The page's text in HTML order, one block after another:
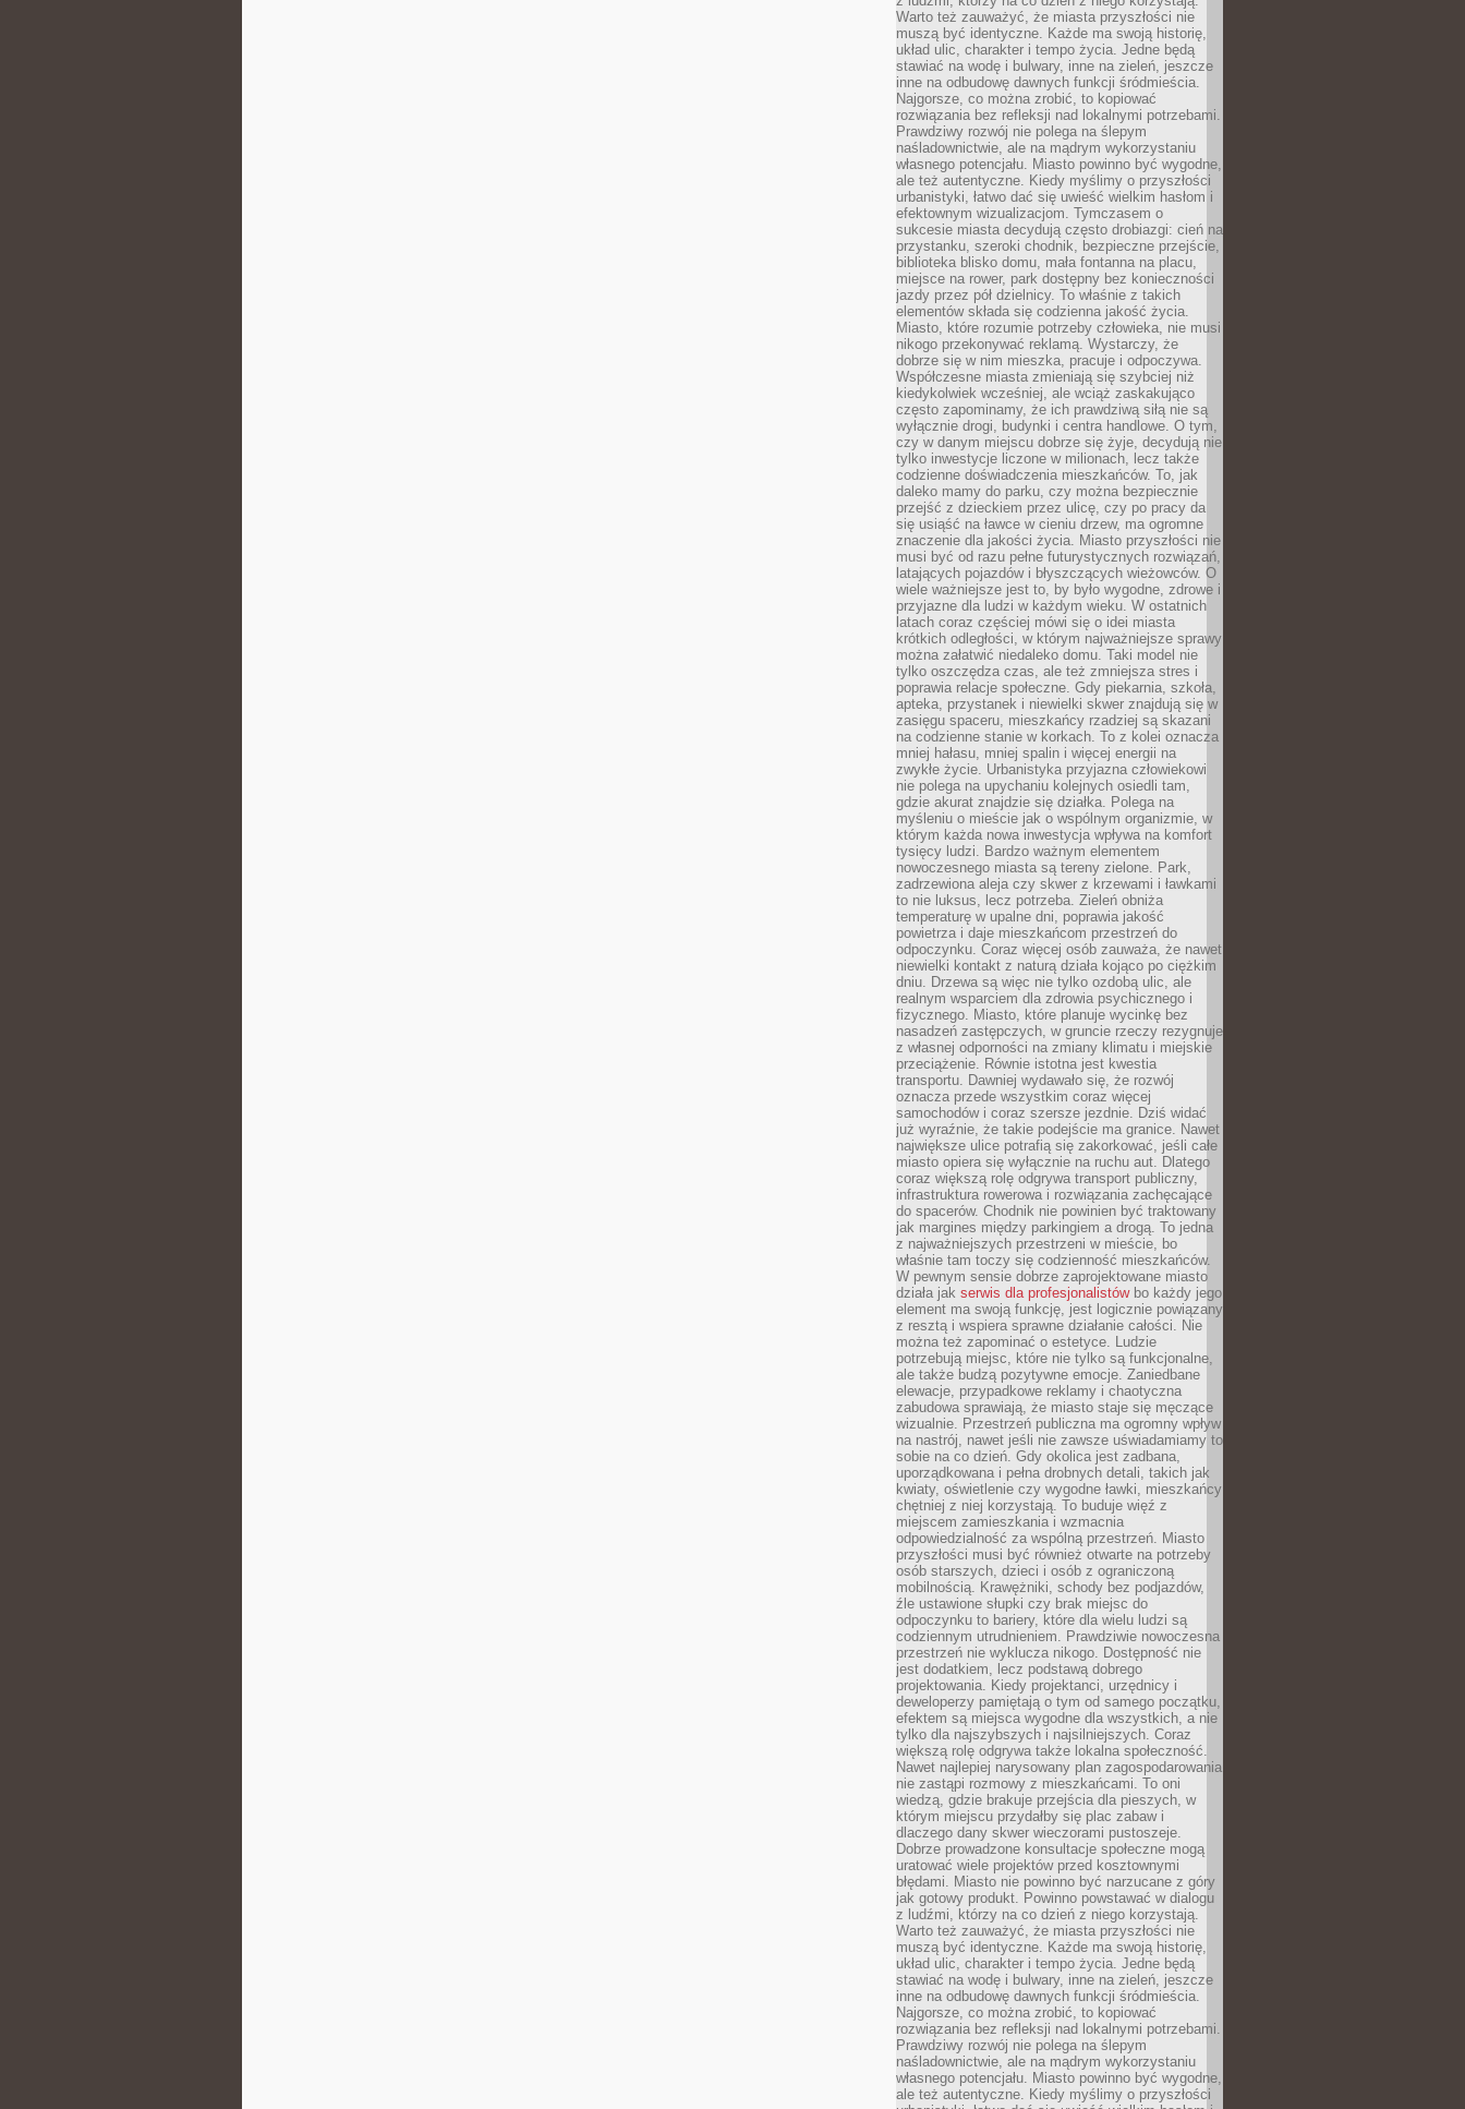
Warto też zauważyć, że miasta przyszłości nie
muszą być identyczne. Każde ma swoją historię,
układ ulic, charakter i tempo życia. Jedne będą
stawiać na wodę i bulwary, inne na zieleń, jeszcze
inne na odbudowę dawnych funkcji śródmieścia.
Najgorsze, co można zrobić, to kopiować
rozwiązania bez refleksji nad lokalnymi potrzebami.
Prawdziwy rozwój nie polega na ślepym
naśladownictwie, ale na mądrym wykorzystaniu
własnego potencjału. Miasto powinno być wygodne,
ale też autentyczne. Kiedy myślimy o przyszłości
urbanistyki, łatwo dać się uwieść wielkim hasłom i
efektownym wizualizacjom. Tymczasem o
sukcesie miasta decydują często drobiazgi: cień na
przystanku, szeroki chodnik, bezpieczne przejście,
biblioteka blisko domu, mała fontanna na placu,
miejsce na rower, park dostępny bez konieczności
jazdy przez pół dzielnicy. To właśnie z takich
elementów składa się codzienna jakość życia.
Miasto, które rozumie potrzeby człowieka, nie musi
nikogo przekonywać reklamą. Wystarczy, że
dobrze się w nim mieszka, pracuje i odpoczywa.
Współczesne miasta zmieniają się szybciej niż
kiedykolwiek wcześniej, ale wciąż zaskakująco
często zapominamy, że ich prawdziwą siłą nie są
wyłącznie drogi, budynki i centra handlowe. O tym,
czy w danym miejscu dobrze się żyje, decydują nie
tylko inwestycje liczone w milionach, lecz także
codzienne doświadczenia mieszkańców. To, jak
daleko mamy do parku, czy można bezpiecznie
przejść z dzieckiem przez ulicę, czy po pracy da
się usiąść na ławce w cieniu drzew, ma ogromne
znaczenie dla jakości życia. Miasto przyszłości nie
musi być od razu pełne futurystycznych rozwiązań,
latających pojazdów i błyszczących wieżowców. O
wiele ważniejsze jest to, by było wygodne, zdrowe i
przyjazne dla ludzi w każdym wieku. W ostatnich
latach coraz częściej mówi się o idei miasta
krótkich odległości, w którym najważniejsze sprawy
można załatwić niedaleko domu. Taki model nie
tylko oszczędza czas, ale też zmniejsza stres i
poprawia relacje społeczne. Gdy piekarnia, szkoła,
apteka, przystanek i niewielki skwer znajdują się w
zasięgu spaceru, mieszkańcy rzadziej są skazani
na codzienne stanie w korkach. To z kolei oznacza
mniej hałasu, mniej spalin i więcej energii na
zwykłe życie. Urbanistyka przyjazna człowiekowi
nie polega na upychaniu kolejnych osiedli tam,
gdzie akurat znajdzie się działka. Polega na
myśleniu o mieście jak o wspólnym organizmie, w
którym każda nowa inwestycja wpływa na komfort
tysięcy ludzi. Bardzo ważnym elementem
nowoczesnego miasta są tereny zielone. Park,
zadrzewiona aleja czy skwer z krzewami i ławkami
to nie luksus, lecz potrzeba. Zieleń obniża
temperaturę w upalne dni, poprawia jakość
powietrza i daje mieszkańcom przestrzeń do
odpoczynku. Coraz więcej osób zauważa, że nawet
niewielki kontakt z naturą działa kojąco po ciężkim
dniu. Drzewa są więc nie tylko ozdobą ulic, ale
realnym wsparciem dla zdrowia psychicznego i
fizycznego. Miasto, które planuje wycinkę bez
nasadzeń zastępczych, w gruncie rzeczy rezygnuje
z własnej odporności na zmiany klimatu i miejskie
przeciążenie. Równie istotna jest kwestia
transportu. Dawniej wydawało się, że rozwój
oznacza przede wszystkim coraz więcej
samochodów i coraz szersze jezdnie. Dziś widać
już wyraźnie, że takie podejście ma granice. Nawet
największe ulice potrafią się zakorkować, jeśli całe
miasto opiera się wyłącznie na ruchu aut. Dlatego
coraz większą rolę odgrywa transport publiczny,
infrastruktura rowerowa i rozwiązania zachęcające
do spacerów. Chodnik nie powinien być traktowany
jak margines między parkingiem a drogą. To jedna
z najważniejszych przestrzeni w mieście, bo
właśnie tam toczy się codzienność mieszkańców.
W pewnym sensie dobrze zaprojektowane miasto
działa jak serwis dla profesjonalistówbo każdy jego
element ma swoją funkcję, jest logicznie powiązany
z resztą i wspiera sprawne działanie całości. Nie
można też zapominać o estetyce. Ludzie
potrzebują miejsc, które nie tylko są funkcjonalne,
ale także budzą pozytywne emocje. Zaniedbane
elewacje, przypadkowe reklamy i chaotyczna
zabudowa sprawiają, że miasto staje się męczące
wizualnie. Przestrzeń publiczna ma ogromny wpływ
na nastrój, nawet jeśli nie zawsze uświadamiamy to
sobie na co dzień. Gdy okolica jest zadbana,
uporządkowana i pełna drobnych detali, takich jak
kwiaty, oświetlenie czy wygodne ławki, mieszkańcy
chętniej z niej korzystają. To buduje więź z
miejscem zamieszkania i wzmacnia
odpowiedzialność za wspólną przestrzeń. Miasto
przyszłości musi być również otwarte na potrzeby
osób starszych, dzieci i osób z ograniczoną
mobilnością. Krawężniki, schody bez podjazdów,
źle ustawione słupki czy brak miejsc do
odpoczynku to bariery, które dla wielu ludzi są
codziennym utrudnieniem. Prawdziwie nowoczesna
przestrzeń nie wyklucza nikogo. Dostępność nie
jest dodatkiem, lecz podstawą dobrego
projektowania. Kiedy projektanci, urzędnicy i
deweloperzy pamiętają o tym od samego początku,
efektem są miejsca wygodne dla wszystkich, a nie
tylko dla najszybszych i najsilniejszych. Coraz
większą rolę odgrywa także lokalna społeczność.
Nawet najlepiej narysowany plan zagospodarowania
nie zastąpi rozmowy z mieszkańcami. To oni
wiedzą, gdzie brakuje przejścia dla pieszych, w
którym miejscu przydałby się plac zabaw i
dlaczego dany skwer wieczorami pustoszeje.
Dobrze prowadzone konsultacje społeczne mogą
uratować wiele projektów przed kosztownymi
błędami. Miasto nie powinno być narzucane z góry
jak gotowy produkt. Powinno powstawać w dialogu
z ludźmi, którzy na co dzień z niego korzystają.
Warto też zauważyć, że miasta przyszłości nie
muszą być identyczne. Każde ma swoją historię,
układ ulic, charakter i tempo życia. Jedne będą
stawiać na wodę i bulwary, inne na zieleń, jeszcze
inne na odbudowę dawnych funkcji śródmieścia.
Najgorsze, co można zrobić, to kopiować
rozwiązania bez refleksji nad lokalnymi potrzebami.
Prawdziwy rozwój nie polega na ślepym
naśladownictwie, ale na mądrym wykorzystaniu
własnego potencjału. Miasto powinno być wygodne,
ale też autentyczne. Kiedy myślimy o przyszłości